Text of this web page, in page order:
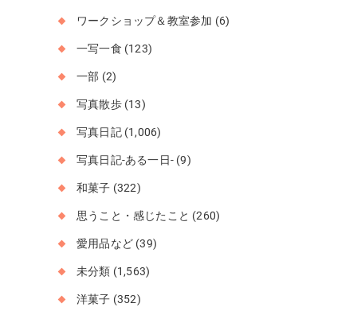
ワークショップ＆教室参加 (6)
一写一食 (123)
一部 (2)
写真散歩(13)
写真日記(1,006)
写真日記-ある一日- (9)
和菓子 (322)
思うこと・感じたこと (260)
愛用品など (39)
未分類 (1,563)
洋菓子 (352)